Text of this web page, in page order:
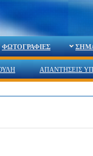
ΦΩΤΟΓΡΑΦΙΕΣ
ΑΠΑΝΤΗΣΕΙΣ